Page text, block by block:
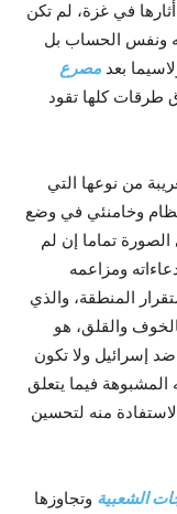
في غزة، لم تکن
ونفس الحساب بل
بعد مصرع
طرقات کلها تقود
من نوعها التي
وخامنئي في وضع
تماما إن لم
ومزاعمه
المنطقة، والذي
والقلق، هو
إسرائيل ولا تکون
فيما يتعلق
منه لتحسين
الشعبية وتجاوزها